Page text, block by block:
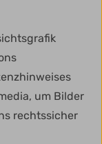
um Bilder
rechtssicher